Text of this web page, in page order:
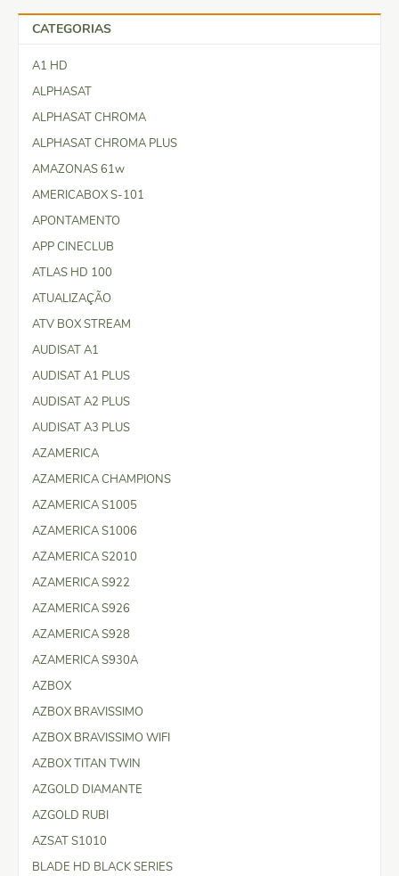
CATEGORIAS
A1 HD
ALPHASAT
ALPHASAT CHROMA
ALPHASAT CHROMA PLUS
AMAZONAS 61w
AMERICABOX S-101
APONTAMENTO
APP CINECLUB
ATLAS HD 100
ATUALIZAÇÃO
ATV BOX STREAM
AUDISAT A1
AUDISAT A1 PLUS
AUDISAT A2 PLUS
AUDISAT A3 PLUS
AZAMERICA
AZAMERICA CHAMPIONS
AZAMERICA S1005
AZAMERICA S1006
AZAMERICA S2010
AZAMERICA S922
AZAMERICA S926
AZAMERICA S928
AZAMERICA S930A
AZBOX
AZBOX BRAVISSIMO
AZBOX BRAVISSIMO WIFI
AZBOX TITAN TWIN
AZGOLD DIAMANTE
AZGOLD RUBI
AZSAT S1010
BLADE HD BLACK SERIES